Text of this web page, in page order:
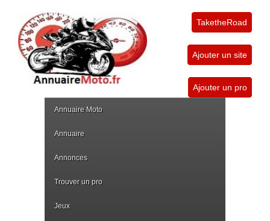
TaketheRoad
Ajouter un site
Ajouter un pro
Annuaire Moto
Annuaire
Annonces
Trouver un pro
Jeux